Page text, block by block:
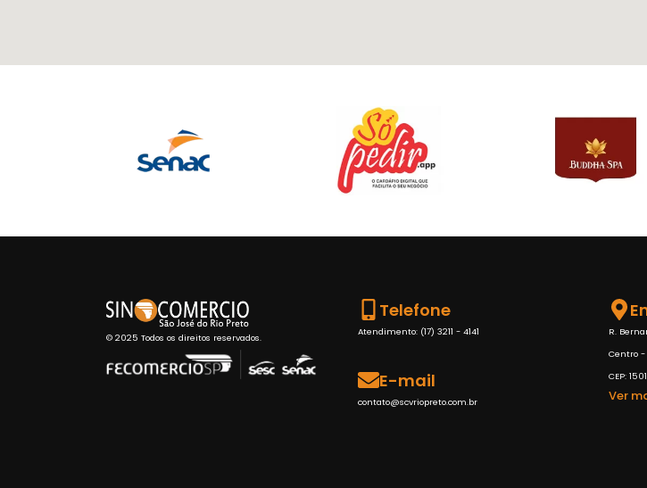
© 2025 Todos os direitos reservados.
Telefone
Atendimento: (17) 3211 - 4141
E-mail
contato@scvriopreto.com.br
R.
Centro -
CEP:
Ver